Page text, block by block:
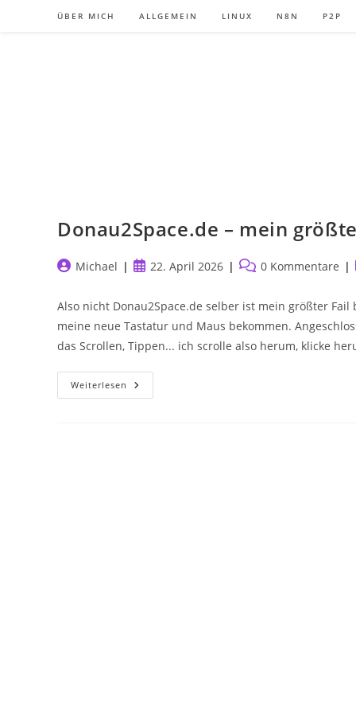
ÜBER MICH ALLGEMEIN LINUX N8N P2P
Donau2Space.de – mein
Beitrags-
Michael
Beitrag
22. April 2026
Beitrags-
0 Kommentare
Also nicht Donau2Space.de selber ist mein größter
meine neue Tastatur und Maus bekommen.
das Scrollen, Tippen... ich scrolle also herum, klicke
Weiterlesen Donau2Space.de
–